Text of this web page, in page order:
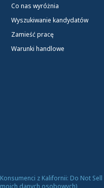
Co nas wyróżnia
Wyszukiwanie kandydatów
Zamieść pracę
Warunki handlowe
Konsumenci z Kalifornii: Do Not
moich danych osobowych)